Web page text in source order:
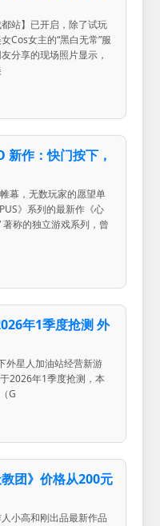
站】已开启，除了试玩
Cos女主的“黑白无常”服
分享的现场照片显示，
作：快门按下，
幕，无数玩家的愿望单
》系列的最新作《心
著称的独立游戏系列，曾
年1季度抢测 外
外星人加油站经营新游
2026年1季度抢测，本
G
团》价格从200元
小高和刚出品最新作品